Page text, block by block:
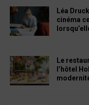
Léa
cinéma
Le
l’hôtel